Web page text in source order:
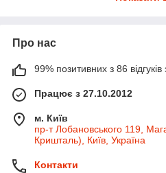
Асортимент
Карнизи для штор
Карнизиметалевіковані
Карнизи
Карнизидля штор
Про нас
99% позитивних з 86 відгуків
Працює з 27.10.2012
м. Київ
пр-т Лобановського 119,
Кришталь), Київ, Україна
Контакти